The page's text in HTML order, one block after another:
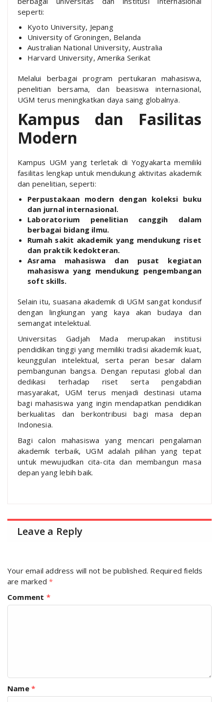
seperti:
Kyoto University, Jepang
University of Groningen, Belanda
Australian National University, Australia
Harvard University, Amerika Serikat
Melalui berbagai program pertukaran mahasiswa,
penelitian bersama, dan beasiswa internasional,
UGM terus meningkatkan daya saing globalnya.
Kampus dan Fasilitas
Modern
Kampus UGM yang terletak di Yogyakarta memiliki
fasilitas lengkap untuk mendukung aktivitas akademik
dan penelitian, seperti:
Perpustakaan modern dengan koleksi buku
dan jurnal internasional.
Laboratorium penelitian canggih dalam
berbagai bidang ilmu.
Rumah sakit akademik yang mendukung riset
dan praktik kedokteran.
Asrama mahasiswa dan pusat kegiatan
mahasiswa yang mendukung pengembangan
soft skills.
Selain itu, suasana akademik di UGM sangat kondusif
dengan lingkungan yang kaya akan budaya dan
semangat intelektual.
Universitas Gadjah Mada merupakan institusi
pendidikan tinggi yang memiliki tradisi akademik kuat,
keunggulan intelektual, serta peran besar dalam
pembangunan bangsa. Dengan reputasi global dan
dedikasi terhadap riset serta pengabdian
masyarakat, UGM terus menjadi destinasi utama
bagi mahasiswa yang ingin mendapatkan pendidikan
berkualitas dan berkontribusi bagi masa depan
Indonesia.
Bagi calon mahasiswa yang mencari pengalaman
akademik terbaik, UGM adalah pilihan yang tepat
untuk mewujudkan cita-cita dan membangun masa
depan yang lebih baik.
Leave a Reply
Your email address will not be published. Required fields
are marked*
Comment *
Name *